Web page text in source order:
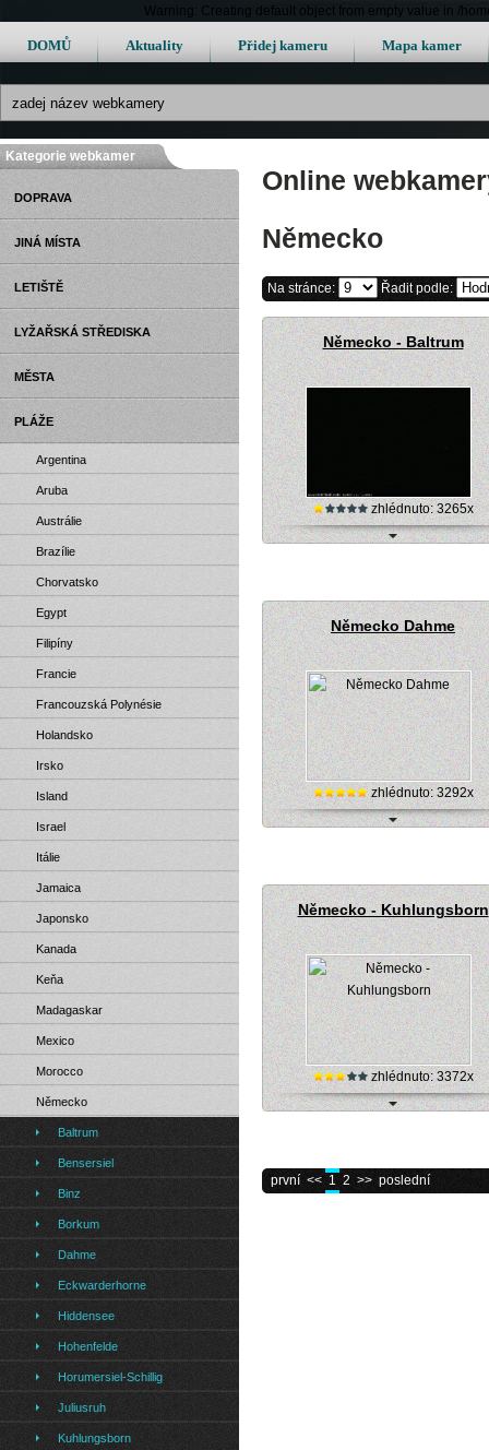
Warning: Creating default object from empty value in /
DOMŮ Aktuality Přidej kameru Mapa kamer
Online
Německo
Na stránce: Řadit podle:
Německo - Baltrum
zhlédnuto: 3265x
Německo Dahme
zhlédnuto: 3292x
Německo - Kuhlungsborn
zhlédnuto: 3372x
první << 1 2 >> poslední
Kategorie webkamer
DOPRAVA
JINÁ MÍSTA
LETIŠTĚ
LYŽAŘSKÁ STŘEDISKA
MĚSTA
PLÁŽE
Argentina
Aruba
Austrálie
Brazílie
Chorvatsko
Egypt
Filipíny
Francie
Francouzská Polynésie
Holandsko
Irsko
Island
Israel
Itálie
Jamaica
Japonsko
Kanada
Keňa
Madagaskar
Mexico
Morocco
Německo
Baltrum
Bensersiel
Binz
Borkum
Dahme
Eckwarderhorne
Hiddensee
Hohenfelde
Horumersiel-Schillig
Juliusruh
Kuhlungsborn